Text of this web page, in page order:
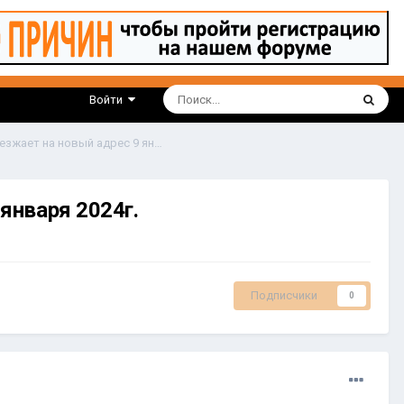
Войти
Wildberries. Сортировочный центр «Смоленск» переезжает на новый адрес 9 января 2024г.
2024г.
Подписчики 0